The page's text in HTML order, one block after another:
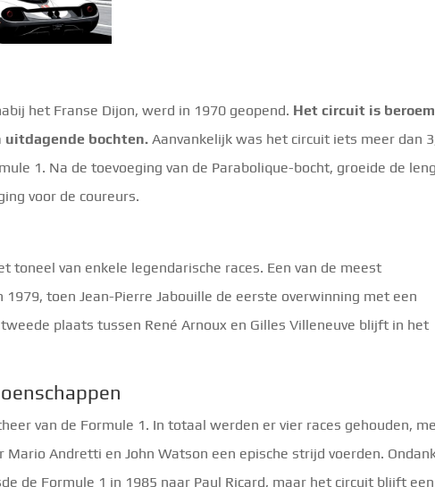
het Franse Dijon, werd in 1970 geopend. Het circuit is
uitdagende bochten. Aanvankelijk was het circuit iets meer dan
1. Na de toevoeging van de Parabolique-bocht, groeide de
voor de coureurs.
toneel van enkele legendarische races. Een van de meest
toen Jean-Pierre Jabouille de eerste overwinning met een
plaats tussen René Arnoux en Gilles Villeneuve blijft in het
van de Formule 1. In totaal werden er vier races gehouden,
Andretti en John Watson een epische strijd voerden.
de Formule 1 in 1985 naar Paul Ricard, maar het circuit blijft een